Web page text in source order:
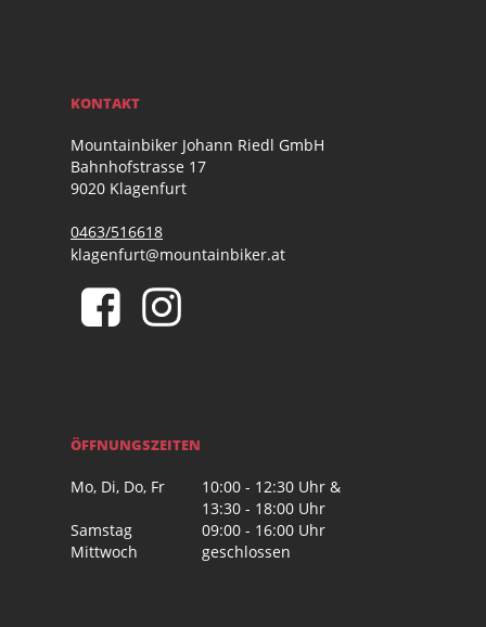
KONTAKT
Mountainbiker Johann Riedl GmbH
Bahnhofstrasse 17
9020 Klagenfurt
0463/516618
klagenfurt@mountainbiker.at
ÖFFNUNGSZEITEN
Mo, Di, Do, Fr
10:00 - 12:30 Uhr &
13:30 - 18:00 Uhr
Samstag
09:00 - 16:00 Uhr
Mittwoch
geschlossen